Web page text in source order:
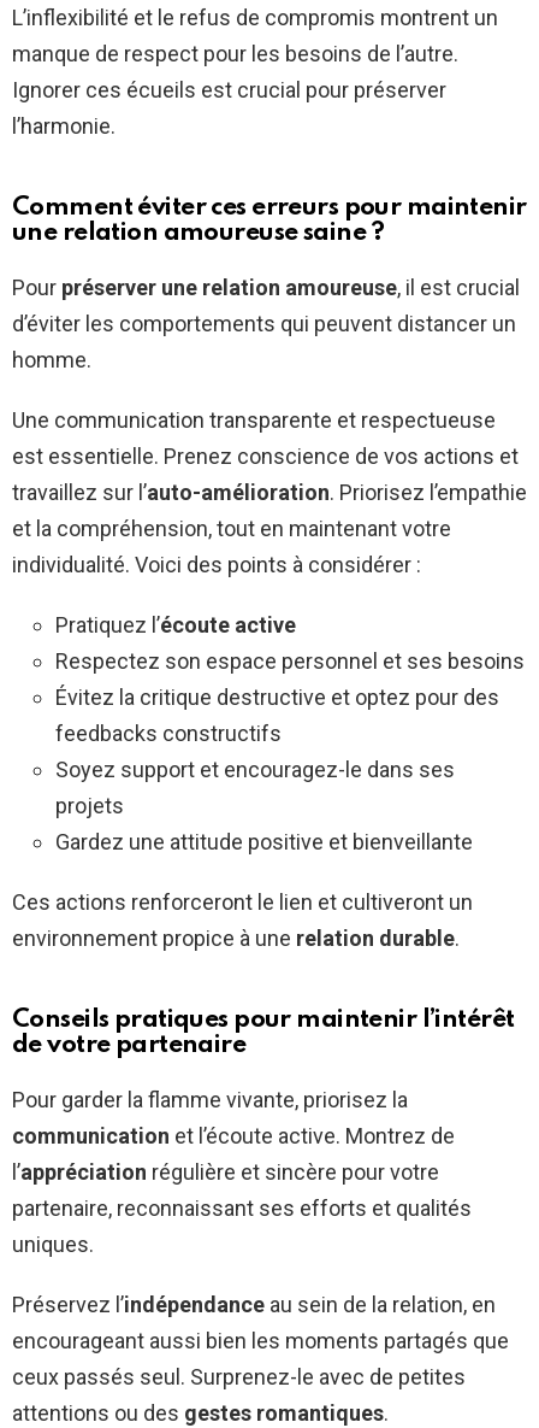
L’inflexibilité et le refus de compromis montrent un
manque de respect pour les besoins de l’autre.
Ignorer ces écueils est crucial pour préserver
l’harmonie.
Comment éviter ces erreurs pour maintenir
une relation amoureuse saine ?
Pour préserver une relation amoureuse, il est crucial
d’éviter les comportements qui peuvent distancer un
homme.
Une communication transparente et respectueuse
est essentielle. Prenez conscience de vos actions et
travaillez sur l’auto-amélioration. Priorisez l’empathie
et la compréhension, tout en maintenant votre
individualité. Voici des points à considérer :
Pratiquez l’écoute active
Respectez son espace personnel et ses besoins
Évitez la critique destructive et optez pour des
feedbacks constructifs
Soyez support et encouragez-le dans ses
projets
Gardez une attitude positive et bienveillante
Ces actions renforceront le lien et cultiveront un
environnement propice à une relation durable.
Conseils pratiques pour maintenir l’intérêt
de votre partenaire
Pour garder la flamme vivante, priorisez la
communication et l’écoute active. Montrez de
l’appréciation régulière et sincère pour votre
partenaire, reconnaissant ses efforts et qualités
uniques.
Préservez l’indépendance au sein de la relation, en
encourageant aussi bien les moments partagés que
ceux passés seul. Surprenez-le avec de petites
attentions ou des gestes romantiques.